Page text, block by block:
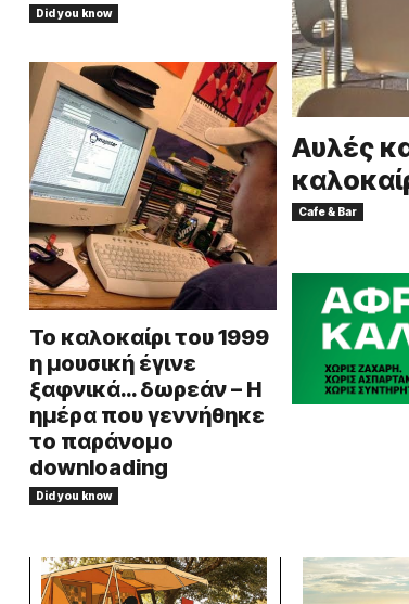
Did you know
Το καλοκαίρι του 1999
η μουσική έγινε
ξαφνικά… δωρεάν – Η
ημέρα που γεννήθηκε
το παράνομο
downloading
Did you know
Αυλές
Cafe & Bar